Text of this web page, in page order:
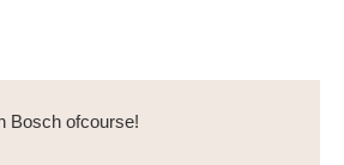
Bosch ofcourse!